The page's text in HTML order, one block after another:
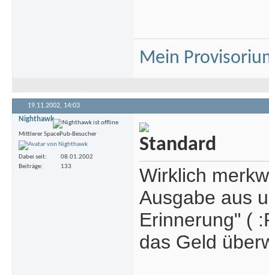
Mein
19.11.2002, 14:03
Nighthawk
Mittlerer SpacePub-Besucher
Dabei seit
08.01.2002
Beiträge
133
Wirklich
Ausgabe aus
Erinnerung" (
das Geld